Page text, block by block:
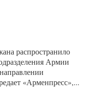
распространило
Армии
«Арменпресс»,...